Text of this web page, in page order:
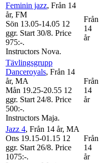
Feminin jazz, Från 14
år, FM
Sön 13.05-14.05 12
ggr. Start 30/8. Price
975:-.
Instructors Nova.
Från
14
år
Tävlingsgrupp
Danceroyals, Från 14
år, MA
Mån 19.25-20.55 12
ggr. Start 24/8. Price
500:-.
Instructors Maja.
Från
14
år
Jazz 4, Från 14 år, MA
Ons 19.15-01.15 12
ggr. Start 26/8. Price
1075:-.
Från
14
år